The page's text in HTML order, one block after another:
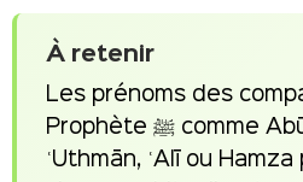
À retenir
Les prénoms des
Prophète ﷺ comme Abū Bakr, ʿUmar,
ʿUthmān, ʿAlī ou